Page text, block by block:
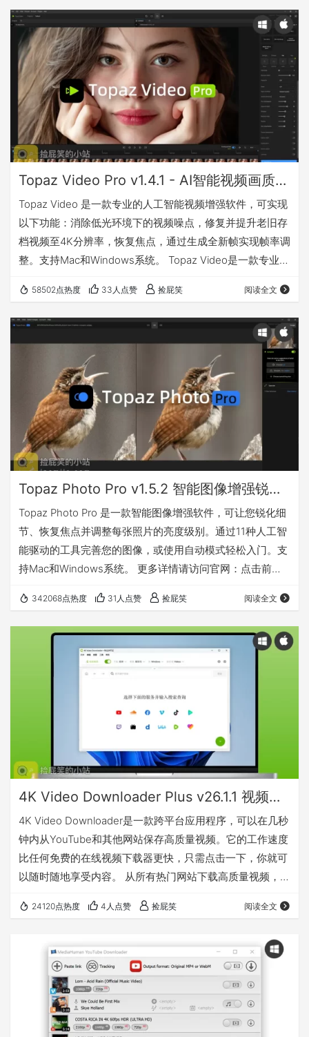
MOV、TS、M2TS、WMV、RM、RMVB、OGM、WebM ·
MP3、FLAC、M4A、AAC、OGG、3GP、AMR、APE、
MKA、Opus、Wavpac…
Topaz Video Pro v1.4.1 - AI智能视频画质无损放大增强、丝滑慢动作、画面稳定、降噪、锐化（Win&Mac）
Topaz Video 是一款专业的人工智能视频增强软件，可实现
以下功能：消除低光环境下的视频噪点，修复并提升老旧存
档视频至4K分辨率，恢复焦点，通过生成全新帧实现帧率调
整。支持Mac和Windows系统。 Topaz Video是一款专业级
量。借助这些模型，Topaz Video可实现视频锐化、消除噪
点与伪影、恢复细节、稳定抖动画面以及提升各类视频文件
的分辨率。 更多详情请访问官网：点击前往 兼容（最低要
求） Windows操作系统 10 或 11（推荐最新版本）…
58502点热度 33人点赞 捡屁笑 阅读全文
Topaz Photo Pro v1.5.2 智能图像增强锐化、降噪、无损放大软件（Win&Mac）
Topaz Photo Pro 是一款智能图像增强软件，可让您锐化细
节、恢复焦点并调整每张照片的亮度级别。通过11种人工智
能驱动的工具完善您的图像，或使用自动模式轻松入门。支
持Mac和Windows系统。 更多详情请访问官网：点击前往
342068点热度 31人点赞 捡屁笑 阅读全文
4K Video Downloader Plus v26.1.1 视频下载器专业版（Win&Mac）
4K Video Downloader是一款跨平台应用程序，可以在几秒
钟内从YouTube和其他网站保存高质量视频。它的工作速度
比任何免费的在线视频下载器更快，只需点击一下，你就可
以随时随地享受内容。 从所有热门网站下载高质量视频，包
YouTube, Vimeo, TikTok, SoundCloud, Facebook, Twitch,
24120点热度 4人点赞 捡屁笑 阅读全文